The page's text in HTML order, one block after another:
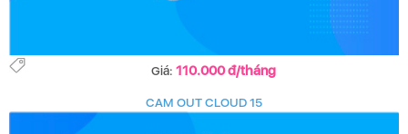
Giá:110.000 đ/tháng
CAM OUT CLOUD 15